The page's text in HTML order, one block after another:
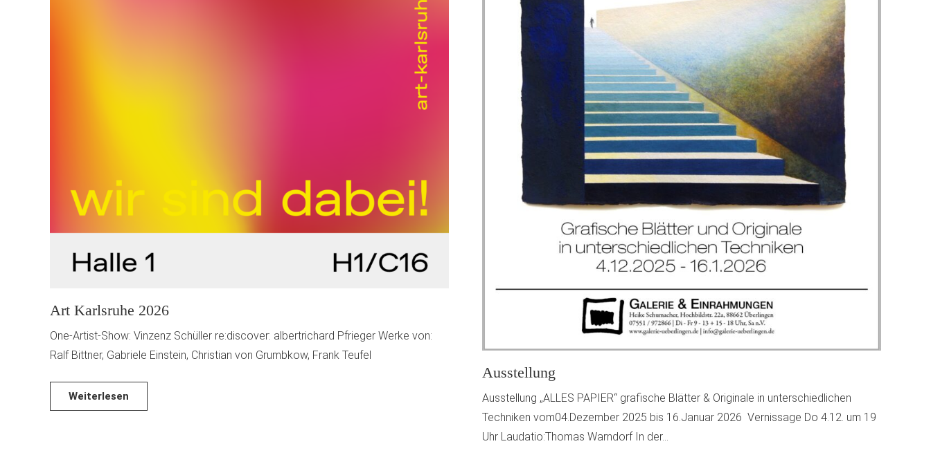
Art Karlsruhe 2026
One-Artist-Show: Vinzenz Schüller re:discover: albertrichard Pfrieger Werke von:
Ralf Bittner, Gabriele Einstein, Christian von Grumbkow, Frank Teufel
Weiterlesen
Ausstellung
Ausstellung „ALLES PAPIER“ grafische Blätter & Originale in unterschiedlichen
Techniken vom04.Dezember 2025 bis 16.Januar 2026 Vernissage Do 4.12. um 19
Uhr Laudatio:Thomas Warndorf In der…